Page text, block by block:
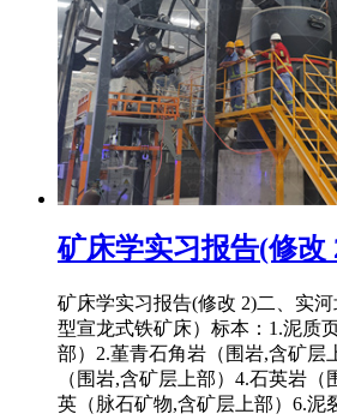
矿床学实习报告(修改
矿床学实习报告(修改 2)二、实
型宣龙式铁矿床）标本：1.泥质
部）2.堇青石角岩（围岩,含矿层
（围岩,含矿层上部）4.石英岩
英（脉石矿物,含矿层上部）6.泥